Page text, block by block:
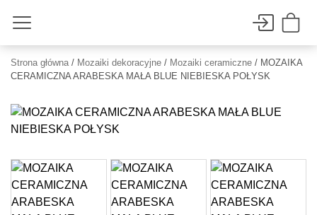
Strona główna/ Mozaiki dekoracyjne / Mozaiki ceramiczne / MOZAIKA
CERAMICZNA ARABESKA MAŁA BLUE NIEBIESKA POŁYSK